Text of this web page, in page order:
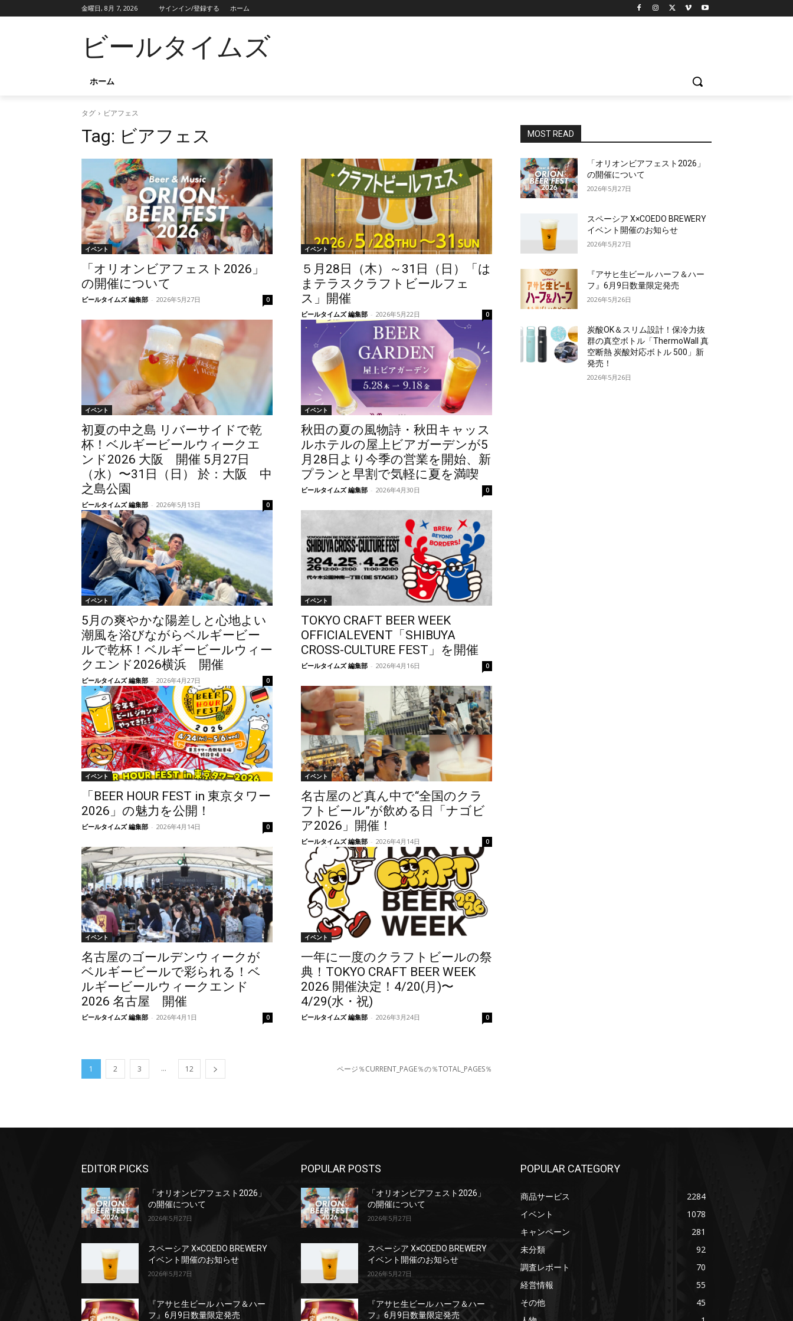
金曜日, 8月 7, 2026 サインイン/登録する ホーム
ビールタイムズ
ホーム
タグ ビアフェス
Tag: ビアフェス
イベント
「オリオンビアフェスト2026」
の開催について
ビールタイムズ 編集部 - 2026年5月27日 0
イベント
５月28日（木）～31日（日）「は
まテラスクラフトビールフェ
ス」開催
ビールタイムズ 編集部 - 2026年5月22日 0
イベント
初夏の中之島 リバーサイドで乾
杯！ベルギービールウィークエ
ンド2026 大阪 開催 5月27日
（水）〜31日（日） 於：大阪 中
之島公園
ビールタイムズ 編集部 - 2026年5月13日 0
イベント
秋田の夏の風物詩・秋田キャッス
ルホテルの屋上ビアガーデンが5
月28日より今季の営業を開始、新
プランと早割で気軽に夏を満喫
ビールタイムズ 編集部 - 2026年4月30日 0
イベント
5月の爽やかな陽差しと心地よい
潮風を浴びながらベルギービー
ルで乾杯！ベルギービールウィー
クエンド2026横浜 開催
ビールタイムズ 編集部 - 2026年4月27日 0
イベント
TOKYO CRAFT BEER WEEK
OFFICIALEVENT「SHIBUYA
CROSS-CULTURE FEST」を開催
ビールタイムズ 編集部 - 2026年4月16日 0
イベント
「BEER HOUR FEST in 東京タワー
2026」の魅力を公開！
ビールタイムズ 編集部 - 2026年4月14日 0
イベント
名古屋のど真ん中で“全国のクラ
フトビール”が飲める日「ナゴビ
ア2026」開催！
ビールタイムズ 編集部 - 2026年4月14日 0
イベント
名古屋のゴールデンウィークが
ベルギービールで彩られる！ベ
ルギービールウィークエンド
2026 名古屋 開催
ビールタイムズ 編集部 - 2026年4月1日 0
イベント
一年に一度のクラフトビールの祭
典！TOKYO CRAFT BEER WEEK
2026 開催決定！4/20(月)〜
4/29(水・祝)
ビールタイムズ 編集部 - 2026年3月24日 0
1 2 3 ... 12 ページ％CURRENT_PAGE％の％TOTAL_PAGES％
MOST READ
「オリオンビアフェスト2026」
の開催について
2026年5月27日
スペーシア X×COEDO BREWERY
イベント開催のお知らせ
2026年5月27日
『アサヒ生ビール ハーフ＆ハー
フ』6月9日数量限定発売
2026年5月26日
炭酸OK＆スリム設計！保冷力抜
群の真空ボトル「ThermoWall 真
空断熱 炭酸対応ボトル 500」新
発売！
2026年5月26日
EDITOR PICKS
「オリオンビアフェスト2026」
の開催について
2026年5月27日
スペーシア X×COEDO BREWERY
イベント開催のお知らせ
2026年5月27日
『アサヒ生ビール ハーフ＆ハー
フ』6月9日数量限定発売
POPULAR POSTS
「オリオンビアフェスト2026」
の開催について
2026年5月27日
スペーシア X×COEDO BREWERY
イベント開催のお知らせ
2026年5月27日
『アサヒ生ビール ハーフ＆ハー
フ』6月9日数量限定発売
POPULAR CATEGORY
商品サービス
2284
イベント
1078
キャンペーン
281
未分類
92
調査レポート
70
経営情報
55
その他
45